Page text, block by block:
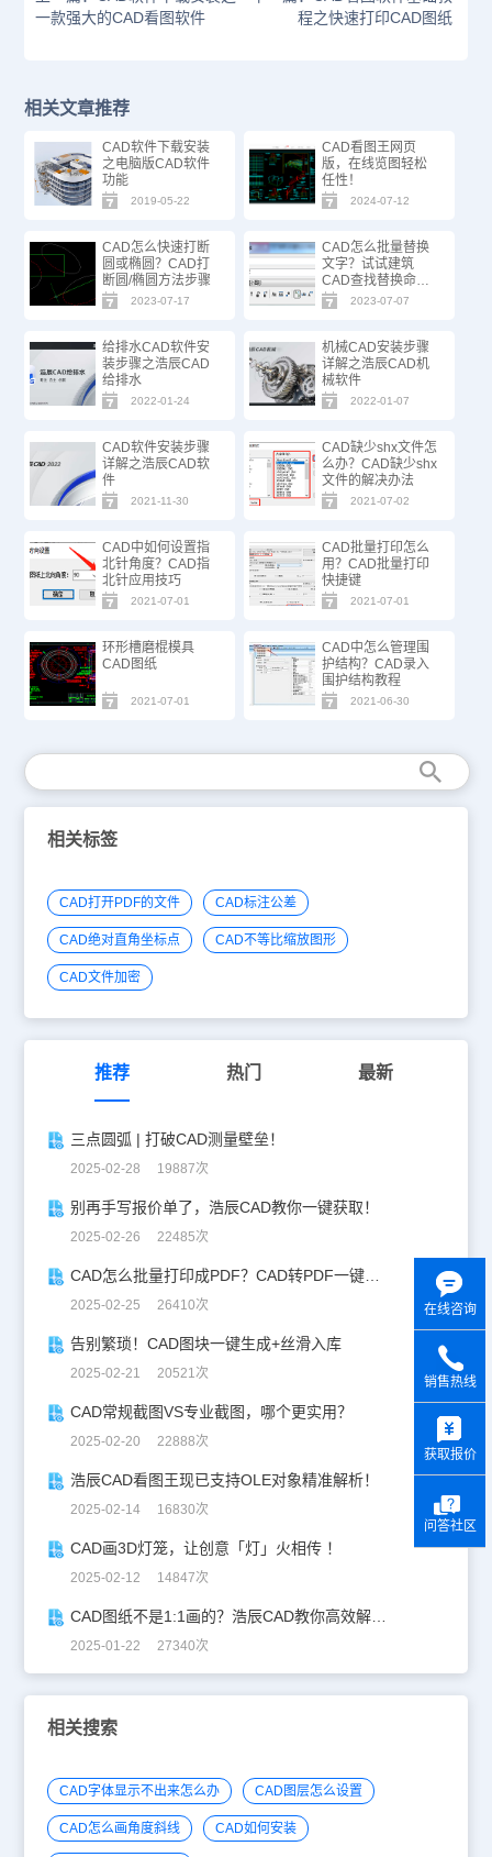
一款强大的CAD看图软件
程之快速打印CAD图纸
相关文章推荐
CAD软件下载安装
之电脑版CAD软件
功能
2019-05-22
CAD看图王网页
版，在线览图轻松
任性！
2024-07-12
CAD怎么快速打断
圆或椭圆？CAD打
断圆/椭圆方法步骤
2023-07-17
CAD怎么批量替换
文字？试试建筑
CAD查找替换命
令！
2023-07-07
给排水CAD软件安
装步骤之浩辰CAD
给排水
2022-01-24
机械CAD安装步骤
详解之浩辰CAD机
械软件
2022-01-07
CAD软件安装步骤
详解之浩辰CAD软
件
2021-11-30
CAD缺少shx文件怎
么办？CAD缺少shx
文件的解决办法
2021-07-02
CAD中如何设置指
北针角度？CAD指
北针应用技巧
2021-07-01
CAD批量打印怎么
用？CAD批量打印
快捷键
2021-07-01
环形槽磨棍模具
CAD图纸
2021-07-01
CAD中怎么管理围
护结构？CAD录入
围护结构教程
2021-06-30
相关标签
CAD打开PDF的文件 CAD标注公差
CAD绝对直角坐标点 CAD不等比缩放图形
CAD文件加密
推荐 热门 最新
三点圆弧 | 打破CAD测量壁垒！
2025-02-28 19887次
别再手写报价单了，浩辰CAD教你一键获取！
2025-02-26 22485次
CAD怎么批量打印成PDF？CAD转PDF一键批量完成！
2025-02-25 26410次
告别繁琐！CAD图块一键生成+丝滑入库
2025-02-21 20521次
CAD常规截图VS专业截图，哪个更实用？
2025-02-20 22888次
浩辰CAD看图王现已支持OLE对象精准解析！
2025-02-14 16830次
CAD画3D灯笼，让创意「灯」火相传 ！
2025-02-12 14847次
CAD图纸不是1:1画的？浩辰CAD教你高效解决！
2025-01-22 27340次
相关搜索
CAD字体显示不出来怎么办 CAD图层怎么设置
CAD怎么画角度斜线 CAD如何安装
在线咨询
销售热线
获取报价
问答社区